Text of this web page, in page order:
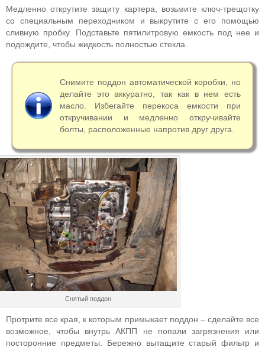
Медленно открутите защиту картера, возьмите ключ-трещотку
со специальным переходником и выкрутите с его помощью
сливную пробку. Подставьте пятилитровую емкость под нее и
подождите, чтобы жидкость полностью стекла.
Снимите поддон автоматической коробки, но
делайте это аккуратно, так как в нем есть
масло. Избегайте перекоса емкости при
откручивании и медленно откручивайте
болты, расположенные напротив друг друга.
Снятый поддон
Протрите все края, к которым примыкает поддон – сделайте все
возможное, чтобы внутрь АКПП не попали загрязнения или
посторонние предметы. Бережно вытащите старый фильтр и